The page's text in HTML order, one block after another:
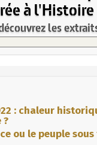
à l'Histoire
les
: chaleur
?
ou le peuple